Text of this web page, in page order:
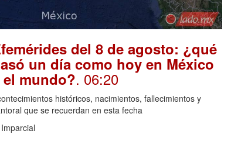
del 8 de agosto: ¿qué
un día como hoy en México
mundo?. 06:20
históricos, nacimientos, fallecimientos y
que se recuerdan en esta fecha